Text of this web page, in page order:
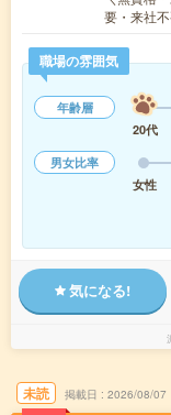
要・来社
職場の雰囲気
年齢層
20代
男女比率
女性
気になる!
未読 掲載日 2026/08/07